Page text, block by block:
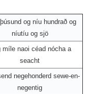
og níu hundrað og
níutíu og sjö
míle naoi céad nócha a
seacht
negehonderd sewe-en-
negentig